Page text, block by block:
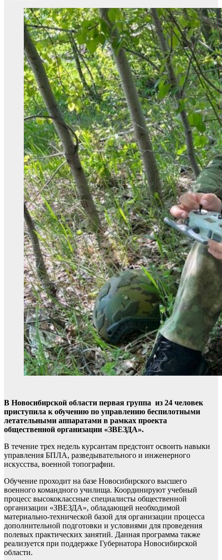
В Новосибирской области первая группа из 24 человек
приступила к обучению по управлению беспилотными
летательными аппаратами в рамках проекта
общественной организации «ЗВЕЗДА».
В течение трех недель курсантам предстоит освоить навыки
управления БПЛА, разведывательного и инженерного
искусства, военной топографии.
Обучение проходит на базе Новосибирского высшего
военного командного училища. Координируют учебный
процесс высококлассные специалисты общественной
организации «ЗВЕЗДА», обладающей необходимой
материально-технической базой для организации процесса
дополнительной подготовки и условиями для проведения
полевых практических занятий. Данная программа также
реализуется при поддержке Губернатора Новосибирской
области.